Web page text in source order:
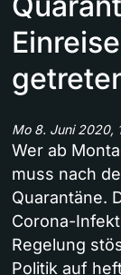
Mo 8. Juni 2020,
Wer ab
muss nach
Quarantäne.
Corona-
Regelung
Politik auf